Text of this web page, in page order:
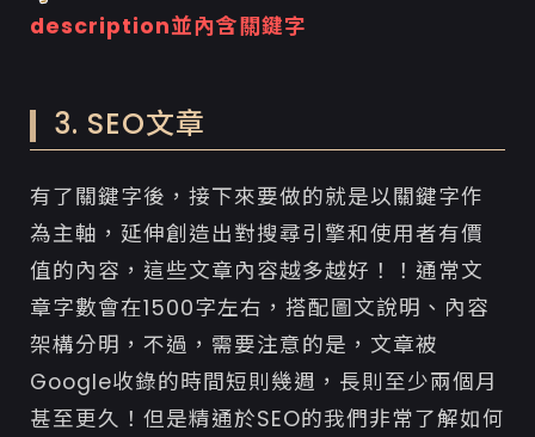
description並內含關鍵字
3. SEO文章
有了關鍵字後，接下來要做的就是以關鍵字作
為主軸，延伸創造出對搜尋引擎和使用者有價
值的內容，這些文章內容越多越好！！通常文
章字數會在1500字左右，搭配圖文說明、內容
架構分明，不過，需要注意的是，文章被
Google收錄的時間短則幾週，長則至少兩個月
甚至更久！但是精通於SEO的我們非常了解如何